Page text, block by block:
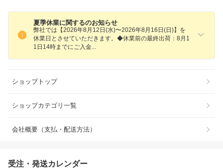
夏季休業に関するのお知らせ
弊社では【2026年8月12日(水)〜2026年8月16日(日)】を
休業日とさせていただきます。◆休業前の最終出荷：8月1
1日14時までにご入金
ショップトップ
ショップカテゴリ一覧
会社概要（支払・配送方法）
受注・発送カレンダー